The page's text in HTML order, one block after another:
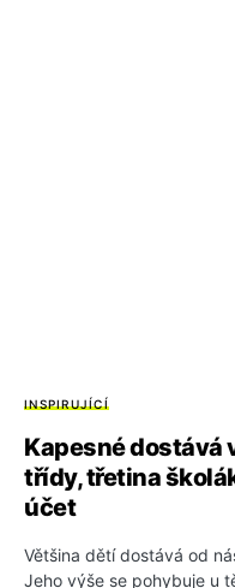
INSPIRUJÍCÍ
Kapesné dostává
třídy, třetina
účet
Většina dětí dostává od
Jeho výše se pohybuje u